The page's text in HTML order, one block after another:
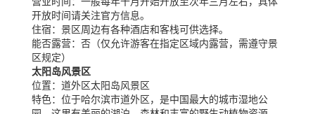
开放时间请关注官方信息。
住宿： 景区周边有各种酒店和客栈可供选择。
能否露营： 否（仅允许游客在指定区域内露营，需遵守景
区规定）
太阳岛风景区
位置： 道外区太阳岛风景区
特色： 位于哈尔滨市道外区，是中国最大的城市湿地公